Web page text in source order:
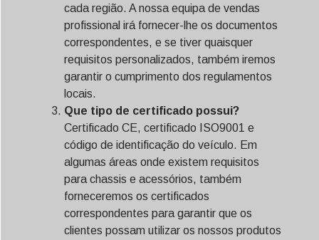
cada região. A nossa equipa de vendas
profissional irá fornecer-lhe os documentos
correspondentes, e se tiver quaisquer
requisitos personalizados, também iremos
garantir o cumprimento dos regulamentos
locais.
Que tipo de certificado possui?
Certificado CE, certificado ISO9001 e
código de identificação do veículo. Em
algumas áreas onde existem requisitos
para chassis e acessórios, também
forneceremos os certificados
correspondentes para garantir que os
clientes possam utilizar os nossos produtos
Eesti
Български
Nederlands (België)
हिन्दी
Slovenčina